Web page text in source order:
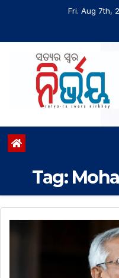
Fri. Aug 7th,
Tag: